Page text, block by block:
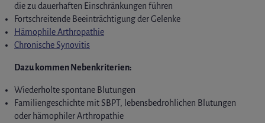
die zu dauerhaften Einschränkungen führen
Fortschreitende Beeinträchtigung der Gelenke
Hämophile Arthropathie
Chronische Synovitis
Dazu kommen Nebenkriterien:
Wiederholte spontane Blutungen
Familiengeschichte mit SBPT, lebensbedrohlichen Blutungen
oder hämophiler Arthropathie